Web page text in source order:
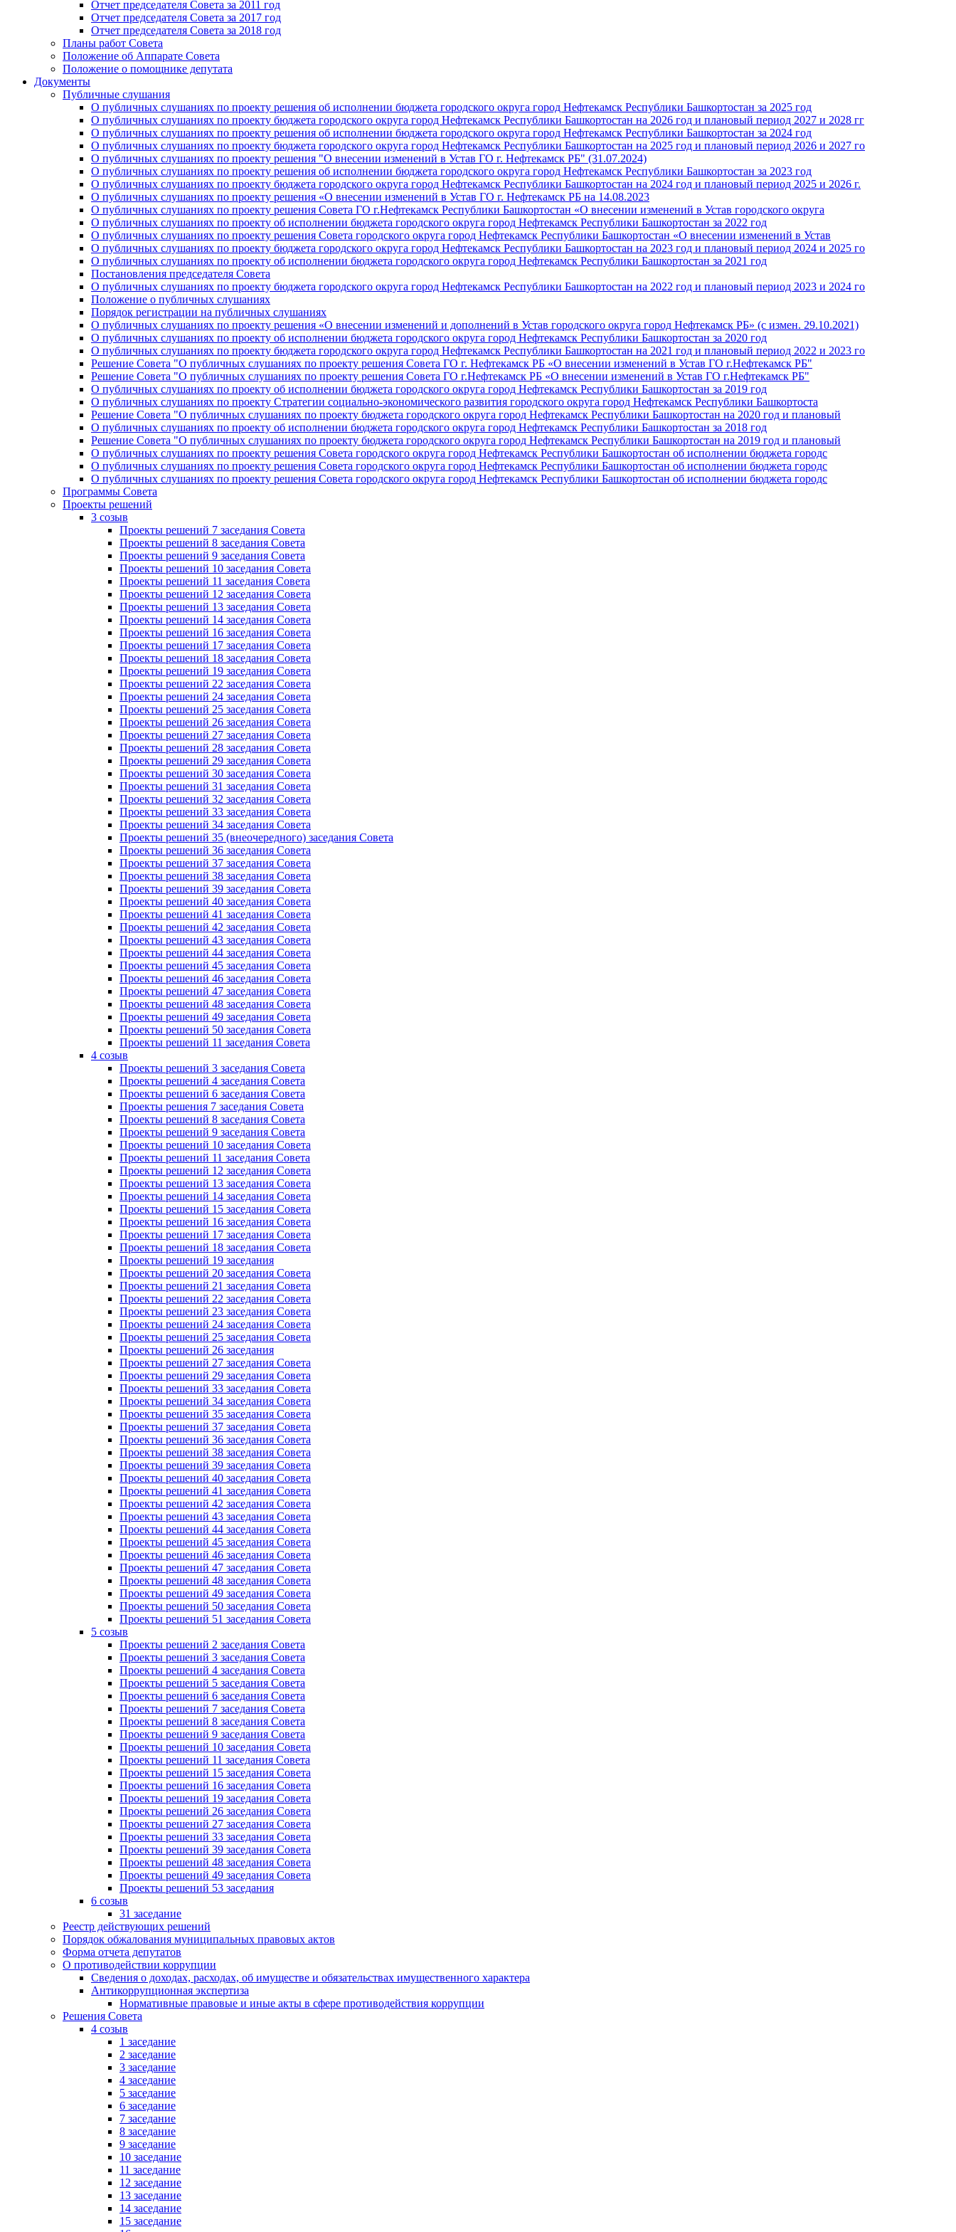
Отчет председателя Совета за 2011 год
Отчет председателя Совета за 2017 год
Отчет председателя Совета за 2018 год
Планы работ Совета
Положение об Аппарате Совета
Положение о помощнике депутата
Документы
Публичные слушания
О публичных слушаниях по проекту решения об исполнении бюджета городского округа город Нефтекамск Республики Башкортостан за 2025 год
О публичных слушаниях по проекту бюджета городского округа город Нефтекамск Республики Башкортостан на 2026 год и плановый период 2027 и 2028 гг
О публичных слушаниях по проекту решения об исполнении бюджета городского округа город Нефтекамск Республики Башкортостан за 2024 год
О публичных слушаниях по проекту бюджета городского округа город Нефтекамск Республики Башкортостан на 2025 год и плановый период 2026 и 2027 го
О публичных слушаниях по проекту решения "О внесении изменений в Устав ГО г. Нефтекамск РБ" (31.07.2024)
О публичных слушаниях по проекту решения об исполнении бюджета городского округа город Нефтекамск Республики Башкортостан за 2023 год
О публичных слушаниях по проекту бюджета городского округа город Нефтекамск Республики Башкортостан на 2024 год и плановый период 2025 и 2026 г.
О публичных слушаниях по проекту решения «О внесении изменений в Устав ГО г. Нефтекамск РБ на 14.08.2023
О публичных слушаниях по проекту решения Совета ГО г.Нефтекамск Республики Башкортостан «О внесении изменений в Устав городского округа
О публичных слушаниях по проекту об исполнении бюджета городского округа город Нефтекамск Республики Башкортостан за 2022 год
О публичных слушаниях по проекту решения Совета городского округа город Нефтекамск Республики Башкортостан «О внесении изменений в Устав
О публичных слушаниях по проекту бюджета городского округа город Нефтекамск Республики Башкортостан на 2023 год и плановый период 2024 и 2025 го
О публичных слушаниях по проекту об исполнении бюджета городского округа город Нефтекамск Республики Башкортостан за 2021 год
Постановления председателя Совета
О публичных слушаниях по проекту бюджета городского округа город Нефтекамск Республики Башкортостан на 2022 год и плановый период 2023 и 2024 го
Положение о публичных слушаниях
Порядок регистрации на публичных слушаниях
О публичных слушаниях по проекту решения «О внесении изменений и дополнений в Устав городского округа город Нефтекамск РБ» (с измен. 29.10.2021)
О публичных слушаниях по проекту об исполнении бюджета городского округа город Нефтекамск Республики Башкортостан за 2020 год
О публичных слушаниях по проекту бюджета городского округа город Нефтекамск Республики Башкортостан на 2021 год и плановый период 2022 и 2023 го
Решение Совета "О публичных слушаниях по проекту решения Совета ГО г. Нефтекамск РБ «О внесении изменений в Устав ГО г.Нефтекамск РБ"
Решение Совета "О публичных слушаниях по проекту решения Совета ГО г.Нефтекамск РБ «О внесении изменений в Устав ГО г.Нефтекамск РБ"
О публичных слушаниях по проекту об исполнении бюджета городского округа город Нефтекамск Республики Башкортостан за 2019 год
О публичных слушаниях по проекту Стратегии социально-экономического развития городского округа город Нефтекамск Республики Башкортоста
Решение Совета "О публичных слушаниях по проекту бюджета городского округа город Нефтекамск Республики Башкортостан на 2020 год и плановый
О публичных слушаниях по проекту об исполнении бюджета городского округа город Нефтекамск Республики Башкортостан за 2018 год
Решение Совета "О публичных слушаниях по проекту бюджета городского округа город Нефтекамск Республики Башкортостан на 2019 год и плановый
О публичных слушаниях по проекту решения Совета городского округа город Нефтекамск Республики Башкортостан об исполнении бюджета городс
О публичных слушаниях по проекту решения Совета городского округа город Нефтекамск Республики Башкортостан об исполнении бюджета городс
О публичных слушаниях по проекту решения Совета городского округа город Нефтекамск Республики Башкортостан об исполнении бюджета городс
Программы Совета
Проекты решений
3 созыв
Проекты решений 7 заседания Совета
Проекты решений 8 заседания Совета
Проекты решений 9 заседания Совета
Проекты решений 10 заседания Совета
Проекты решений 11 заседания Совета
Проекты решений 12 заседания Совета
Проекты решений 13 заседания Совета
Проекты решений 14 заседания Совета
Проекты решений 16 заседания Совета
Проекты решений 17 заседания Совета
Проекты решений 18 заседания Совета
Проекты решений 19 заседания Совета
Проекты решений 22 заседания Совета
Проекты решений 24 заседания Совета
Проекты решений 25 заседания Совета
Проекты решений 26 заседания Совета
Проекты решений 27 заседания Совета
Проекты решений 28 заседания Совета
Проекты решений 29 заседания Совета
Проекты решений 30 заседания Совета
Проекты решений 31 заседания Совета
Проекты решений 32 заседания Совета
Проекты решений 33 заседания Совета
Проекты решений 34 заседания Совета
Проекты решений 35 (внеочередного) заседания Совета
Проекты решений 36 заседания Совета
Проекты решений 37 заседания Совета
Проекты решений 38 заседания Совета
Проекты решений 39 заседания Совета
Проекты решений 40 заседания Совета
Проекты решений 41 заседания Совета
Проекты решений 42 заседания Совета
Проекты решений 43 заседания Совета
Проекты решений 44 заседания Совета
Проекты решений 45 заседания Совета
Проекты решений 46 заседания Совета
Проекты решений 47 заседания Совета
Проекты решений 48 заседания Совета
Проекты решений 49 заседания Совета
Проекты решений 50 заседания Совета
Проекты решений 11 заседания Совета
4 созыв
Проекты решений 3 заседания Совета
Проекты решений 4 заседания Совета
Проекты решений 6 заседания Совета
Проекты решения 7 заседания Совета
Проекты решений 8 заседания Совета
Проекты решений 9 заседания Совета
Проекты решений 10 заседания Совета
Проекты решений 11 заседания Совета
Проекты решений 12 заседания Совета
Проекты решений 13 заседания Совета
Проекты решений 14 заседания Совета
Проекты решений 15 заседания Совета
Проекты решений 16 заседания Совета
Проекты решений 17 заседания Совета
Проекты решений 18 заседания Совета
Проекты решений 19 заседания
Проекты решений 20 заседания Совета
Проекты решений 21 заседания Совета
Проекты решений 22 заседания Совета
Проекты решений 23 заседания Совета
Проекты решений 24 заседания Совета
Проекты решений 25 заседания Совета
Проекты решений 26 заседания
Проекты решений 27 заседания Совета
Проекты решений 29 заседания Совета
Проекты решений 33 заседания Совета
Проекты решений 34 заседания Совета
Проекты решений 35 заседания Совета
Проекты решений 37 заседания Совета
Проекты решений 36 заседания Совета
Проекты решений 38 заседания Совета
Проекты решений 39 заседания Совета
Проекты решений 40 заседания Совета
Проекты решений 41 заседания Совета
Проекты решений 42 заседания Совета
Проекты решений 43 заседания Совета
Проекты решений 44 заседания Совета
Проекты решений 45 заседания Совета
Проекты решений 46 заседания Совета
Проекты решений 47 заседания Совета
Проекты решений 48 заседания Совета
Проекты решений 49 заседания Совета
Проекты решений 50 заседания Совета
Проекты решений 51 заседания Совета
5 созыв
Проекты решений 2 заседания Совета
Проекты решений 3 заседания Совета
Проекты решений 4 заседания Совета
Проекты решений 5 заседания Совета
Проекты решений 6 заседания Совета
Проекты решений 7 заседания Совета
Проекты решений 8 заседания Совета
Проекты решений 9 заседания Совета
Проекты решений 10 заседания Совета
Проекты решений 11 заседания Совета
Проекты решений 15 заседания Совета
Проекты решений 16 заседания Совета
Проекты решений 19 заседания Совета
Проекты решений 26 заседания Совета
Проекты решений 27 заседания Совета
Проекты решений 33 заседания Совета
Проекты решений 39 заседания Совета
Проекты решений 48 заседания Совета
Проекты решений 49 заседания Совета
Проекты решений 53 заседания
6 созыв
31 заседание
Реестр действующих решений
Порядок обжалования муниципальных правовых актов
Форма отчета депутатов
О противодействии коррупции
Сведения о доходах, расходах, об имуществе и обязательствах имущественного характера
Антикоррупционная экспертиза
Нормативные правовые и иные акты в сфере противодействия коррупции
Решения Совета
4 созыв
1 заседание
2 заседание
3 заседание
4 заседание
5 заседание
6 заседание
7 заседание
8 заседание
9 заседание
10 заседание
11 заседание
12 заседание
13 заседание
14 заседание
15 заседание